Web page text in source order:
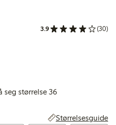
3.9 (30)
seg størrelse 36
Størrelsesguide